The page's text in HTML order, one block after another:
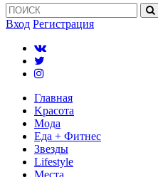
Вход Регистрация
Главная
Kрасота
Мода
Еда + Фитнес
Звезды
Lifestyle
Mеста